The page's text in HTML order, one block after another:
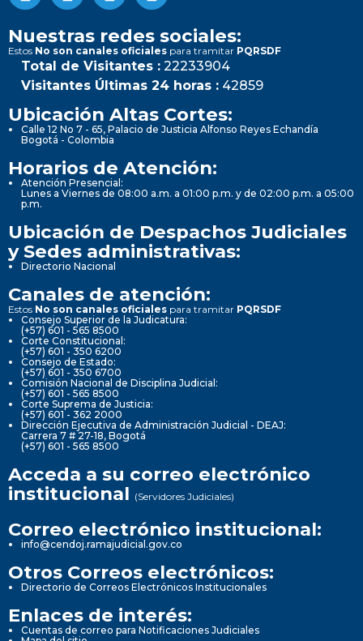
Nuestras redes sociales:
Estos No son canales oficiales para tramitar PQRSDF
Total de Visitantes : 22233904
Visitantes Últimas 24 horas : 42859
Ubicación Altas Cortes:
Calle 12 No 7 - 65, Palacio de Justicia Alfonso Reyes Echandía
Bogotá - Colombia
Horarios de Atención:
Atención Presencial:
Lunes a Viernes de 08:00 a.m. a 01:00 p.m. y de 02:00 p.m. a 05:00
p.m.
Ubicación de Despachos Judiciales
y Sedes administrativas:
Directorio Nacional
Canales de atención:
Estos No son canales oficiales para tramitar PQRSDF
Consejo Superior de la Judicatura:
(+57) 601 - 565 8500
Corte Constitucional:
(+57) 601 - 350 6200
Consejo de Estado:
(+57) 601 - 350 6700
Comisión Nacional de Disciplina Judicial:
(+57) 601 - 565 8500
Corte Suprema de Justicia:
(+57) 601 - 362 2000
Dirección Ejecutiva de Administración Judicial - DEAJ:
Carrera 7 # 27-18, Bogotá
(+57) 601 - 565 8500
Acceda a su correo electrónico
institucional (Servidores Judiciales)
Correo electrónico institucional:
info@cendoj.ramajudicial.gov.co
Otros Correos electrónicos:
Directorio de Correos Electrónicos Institucionales
Enlaces de interés:
Cuentas de correo para Notificaciones Judiciales